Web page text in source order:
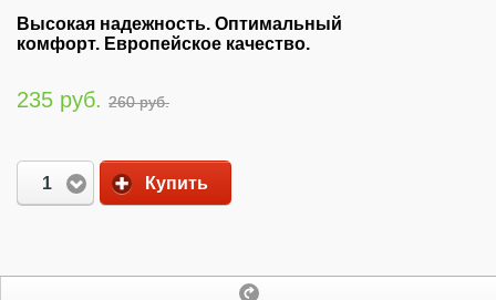
Высокая надежность. Оптимальный
комфорт. Европейское качество.
235 руб. 260 руб.
1 Купить